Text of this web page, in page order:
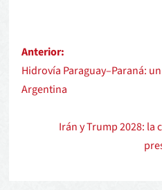
Anterior:
Hidrovía Paraguay–Paraná:
Argentina
Irán y Trump 2028: la